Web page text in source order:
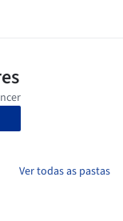
Ver todas as pastas